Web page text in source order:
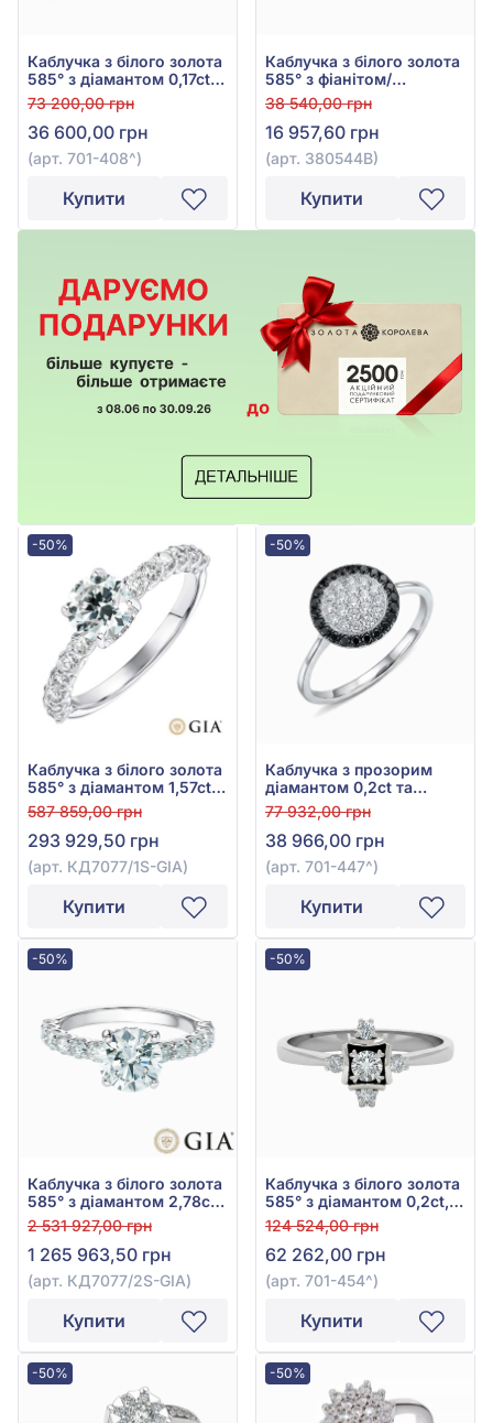
Каблучка з білого золота
585° з діамантом 0,17ct,
арт. 701-408
73 200,00 грн
36 600,00 грн
(арт. 701-408^)
Купити
Каблучка з білого золота
585° з фіанітом/
куб.цирконієм, арт.
380544В
38 540,00 грн
16 957,60 грн
(арт. 380544В)
Купити
-50%
Каблучка з білого золота
585° з діамантом 1,57ct,
арт. КД7077/1S-GIA
587 859,00 грн
293 929,50 грн
(арт. КД7077/1S-GIA)
Купити
-50%
Каблучка з прозорим
діамантом 0,2ct та
чорним діамантом 0,12ct
з білого золота 585°, арт.
701-447
77 932,00 грн
38 966,00 грн
(арт. 701-447^)
Купити
-50%
Каблучка з білого золота
585° з діамантом 2,78ct,
арт. КД7077/2S-GIA
2 531 927,00 грн
1 265 963,50 грн
(арт. КД7077/2S-GIA)
Купити
-50%
Каблучка з білого золота
585° з діамантом 0,2ct,
арт. 701-454
124 524,00 грн
62 262,00 грн
(арт. 701-454^)
Купити
-50% -50%